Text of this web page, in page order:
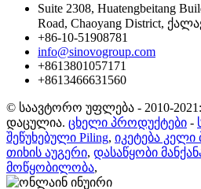
Suite 2308, Huatengbeitang
Road, Chaoyang District,
+86-10-51908781
info@sinovogroup.com
+8613801057171
+8613466631560
© საავტორო უფლება - 2010-
დაცულია. ცხელი პროდუქტები -
შეწუხებული Piling, იკეტება კელი
თიხის აუგერი, დასაწყობი
მოწყობილობა,